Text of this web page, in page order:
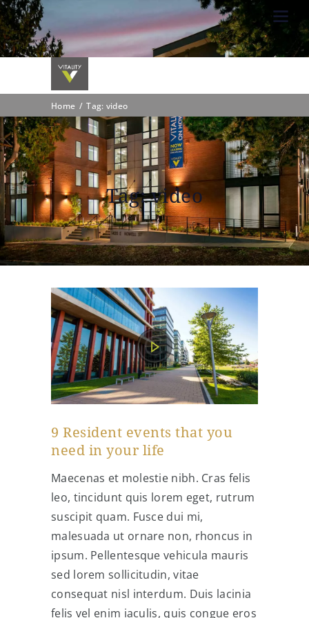
Home Tag: video
Tag: video
9 Resident events that you
need in your life
Maecenas et molestie nibh. Cras felis
leo, tincidunt quis lorem eget, rutrum
suscipit quam. Fusce dui mi,
malesuada ut ornare non, rhoncus in
ipsum. Pellentesque vehicula mauris
sed lorem sollicitudin, vitae
consequat nisl interdum. Duis lacinia
felis vel enim iaculis, quis congue eros